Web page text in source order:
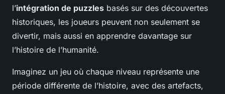
l’intégration de puzzles basés sur des découvertes
historiques, les joueurs peuvent non seulement se
divertir, mais aussi en apprendre davantage sur
l’histoire de l’humanité.
Imaginez un jeu où chaque niveau représente une
période différente de l’histoire, avec des artefacts,